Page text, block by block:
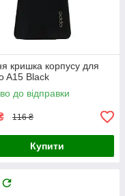
кришка корпусу для
A15 Black
до відправки
116 ₴
Купити